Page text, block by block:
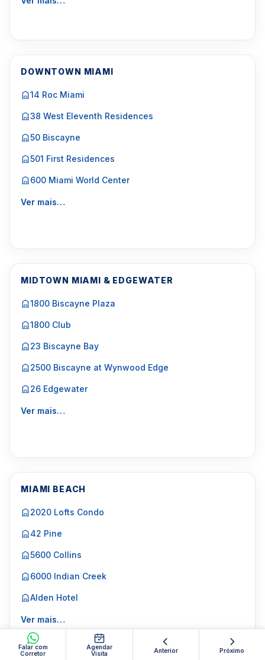
Falar com
Corretor
Agendar
Visita
Anterior Próximo
DOWNTOWN MIAMI
14 Roc Miami
38 West Eleventh Residences
50 Biscayne
501 First Residences
600 Miami World Center
Ver mais…
MIDTOWN MIAMI & EDGEWATER
1800 Biscayne Plaza
1800 Club
23 Biscayne Bay
2500 Biscayne at Wynwood Edge
26 Edgewater
Ver mais…
MIAMI BEACH
2020 Lofts Condo
42 Pine
5600 Collins
6000 Indian Creek
Alden Hotel
Ver mais…